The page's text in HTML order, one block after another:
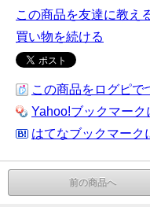
この商品を友達に教え
買い物を続ける
この商品をログピで
Yahoo!ブックマーク
はてなブックマーク
前の商品へ